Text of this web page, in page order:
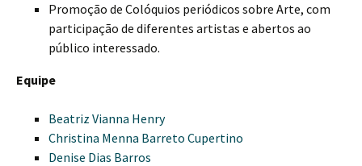
Promoção de Colóquios periódicos sobre Arte, com
participação de diferentes artistas e abertos ao
público interessado.
Equipe
Beatriz Vianna Henry
Christina Menna Barreto Cupertino
Denise Dias Barros